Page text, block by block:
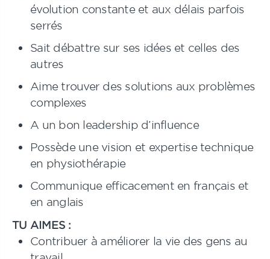
évolution constante et aux délais parfois
serrés
Sait débattre sur ses idées et celles des
autres
Aime trouver des solutions aux problèmes
complexes
A un bon leadership d’influence
Possède une vision et expertise technique
en physiothérapie
Communique efficacement en français et
en anglais
TU AIMES :
Contribuer à améliorer la vie des gens au